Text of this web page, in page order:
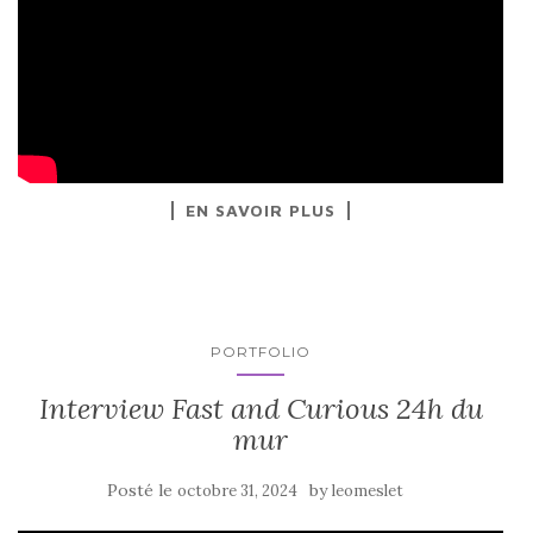
EN SAVOIR PLUS
PORTFOLIO
Interview Fast and Curious 24h du
mur
Posté le octobre 31, 2024 byleomeslet